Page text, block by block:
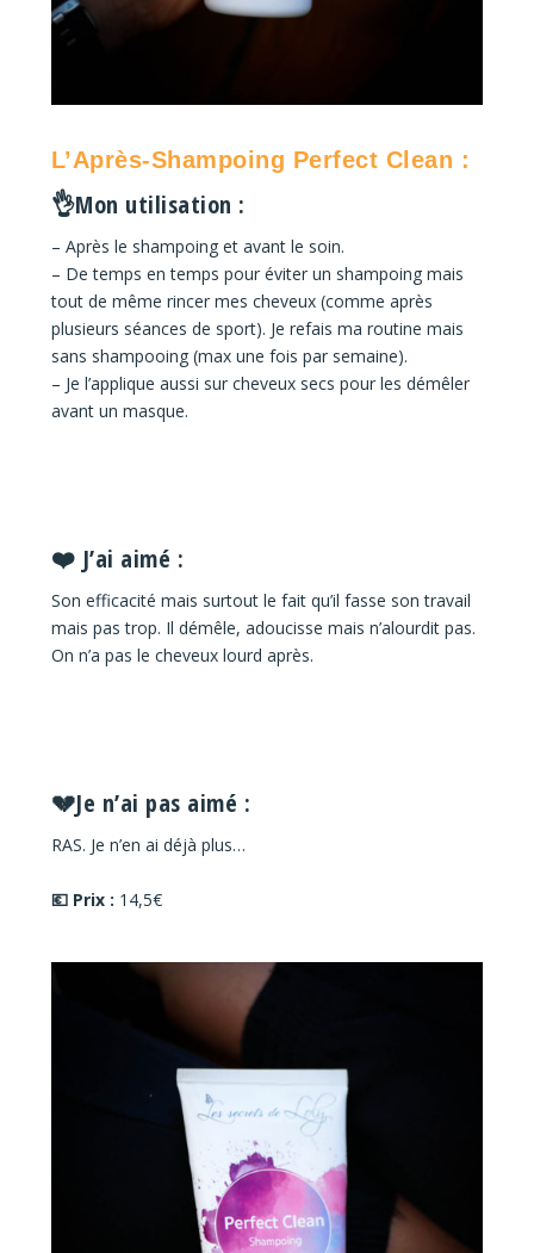
L’Après-Shampoing Perfect Clean :
👌Mon utilisation :
– Après le shampoing et avant le soin.
– De temps en temps pour éviter un shampoing mais
tout de même rincer mes cheveux (comme après
plusieurs séances de sport). Je refais ma routine mais
sans shampooing (max une fois par semaine).
– Je l’applique aussi sur cheveux secs pour les démêler
avant un masque.
❤️ J’ai aimé :
Son efficacité mais surtout le fait qu’il fasse son travail
mais pas trop. Il démêle, adoucisse mais n’alourdit pas.
On n’a pas le cheveux lourd après.
💔Je n’ai pas aimé :
RAS. Je n’en ai déjà plus…
💶 Prix : 14,5€